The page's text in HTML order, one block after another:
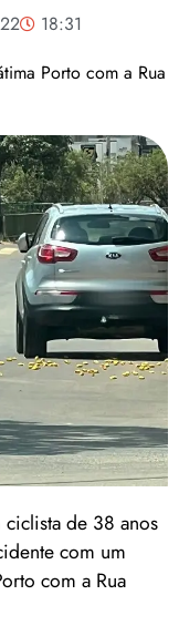
18:31
Porto com a Rua
ciclista de 38 anos
com um
com a Rua